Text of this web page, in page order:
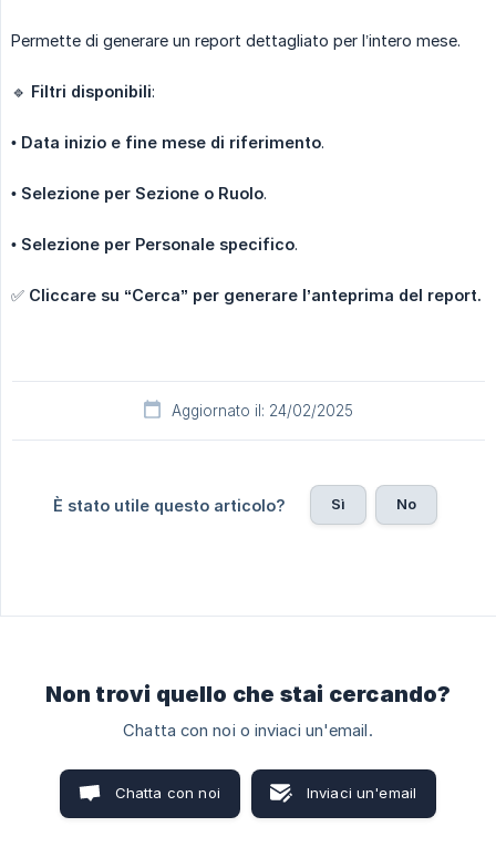
Permette di generare un report dettagliato per l’intero mese.
🔹 Filtri disponibili:
• Data inizio e fine mese di riferimento.
• Selezione per Sezione o Ruolo.
• Selezione per Personale specifico.
✅ Cliccare su “Cerca” per generare l’anteprima del report.
Aggiornato il: 24/02/2025
È stato utile questo articolo? Sì No
Non trovi quello che stai cercando?
Chatta con noi o inviaci un'email.
Chatta con noi Inviaci un'email